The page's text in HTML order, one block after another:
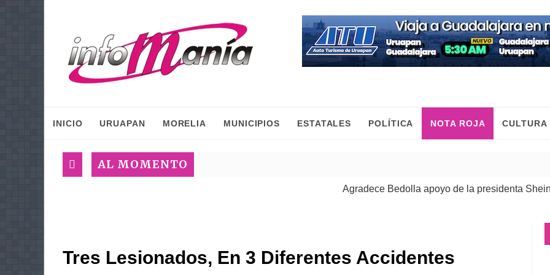
INICIO URUAPAN MORELIA MUNICIPIOS ESTATALES POLÍTICA NOTA ROJA CULTURA
AL MOMENTO
Agradece Bedolla apoyo de la presidenta
Tres Lesionados, En 3 Diferentes Accidentes